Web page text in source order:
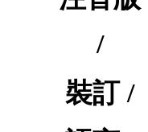
/
裝訂 /